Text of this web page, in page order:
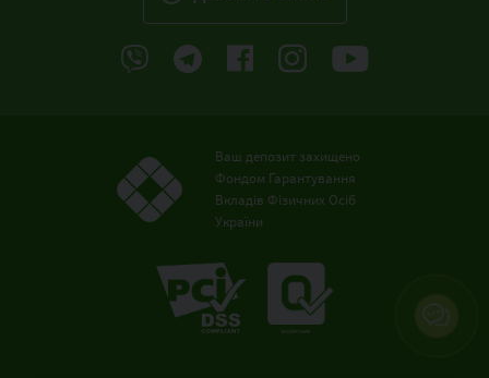
Ваш депозит захищено
Фондом Гарантування
Вкладів Фізичних Осіб
України